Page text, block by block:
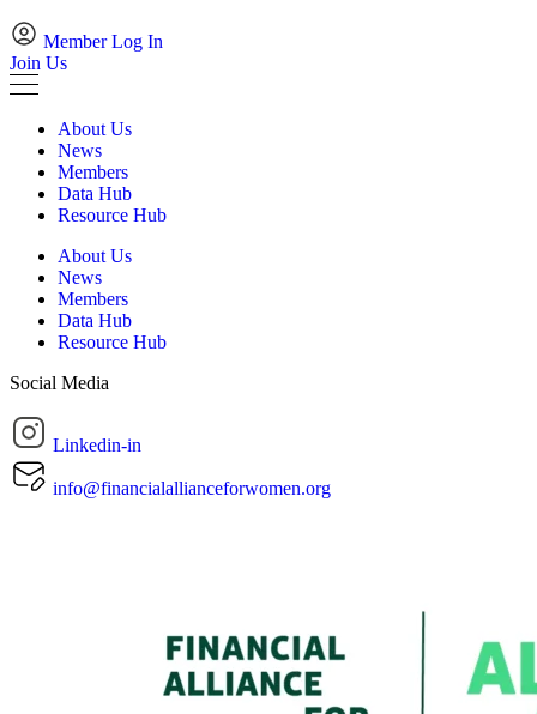
Member Log In
Join Us
About Us
News
Members
Data Hub
Resource Hub
About Us
News
Members
Data Hub
Resource Hub
Social Media
Linkedin-in
info@financialallianceforwomen.org